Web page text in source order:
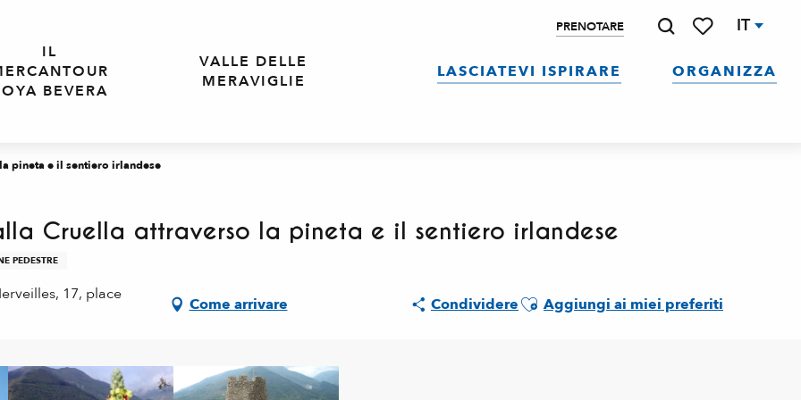
PRENOTARE IT
IL
BEVERA
VALLE DELLE
MERAVIGLIE
LASCIATEVI ISPIRARE ORGANIZZA
pineta e il sentiero irlandese
Cruella attraverso la pineta e il sentiero irlandese
PEDESTRE
17, place
Come arrivare CondividereAjouter aux favoris
Aggiungi ai miei preferiti